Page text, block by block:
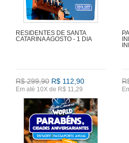
RESIDENTES DE SANTA
CATARINA AGOSTO - 1 DIA
R$ 299,90 R$ 112,90
Em até 10X de R$ 11,29